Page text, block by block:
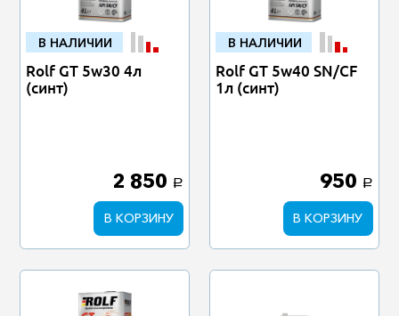
В НАЛИЧИИ
Rolf GT 5w30 4л
(синт)
2 850 a
В КОРЗИНУ
В НАЛИЧИИ
Rolf GT 5w40 SN/CF
1л (синт)
950 a
В КОРЗИНУ